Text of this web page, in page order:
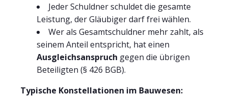
Jeder Schuldner schuldet die gesamte
Leistung, der Gläubiger darf frei wählen.
Wer als Gesamtschuldner mehr zahlt, als
seinem Anteil entspricht, hat einen
Ausgleichsanspruch gegen die übrigen
Beteiligten (§ 426 BGB).
Typische Konstellationen im Bauwesen: